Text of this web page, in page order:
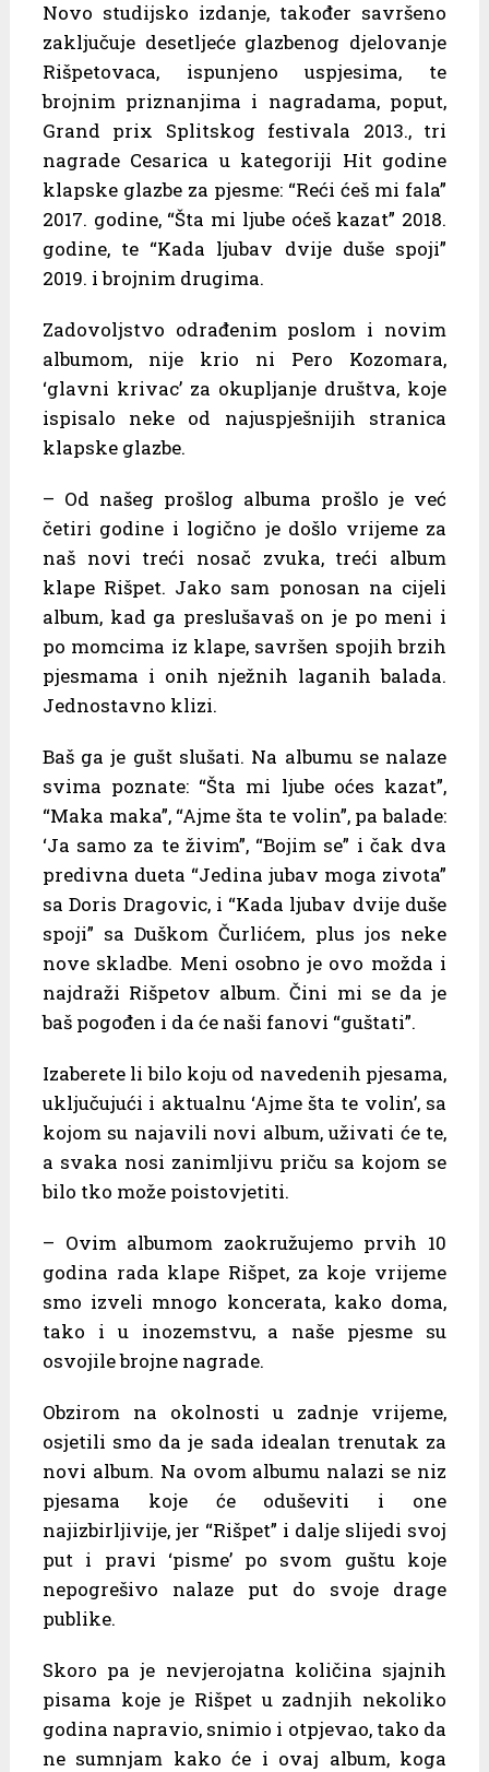
Novo studijsko izdanje, također savršeno
zaključuje desetljeće glazbenog djelovanje
Rišpetovaca, ispunjeno uspjesima, te
brojnim priznanjima i nagradama, poput,
Grand prix Splitskog festivala 2013., tri
nagrade Cesarica u kategoriji Hit godine
klapske glazbe za pjesme: “Reći ćeš mi fala”
2017. godine, “Šta mi ljube oćeš kazat” 2018.
godine, te “Kada ljubav dvije duše spoji”
2019. i brojnim drugima.
Zadovoljstvo odrađenim poslom i novim
albumom, nije krio ni Pero Kozomara,
‘glavni krivac’ za okupljanje društva, koje
ispisalo neke od najuspješnijih stranica
klapske glazbe.
– Od našeg prošlog albuma prošlo je već
četiri godine i logično je došlo vrijeme za
naš novi treći nosač zvuka, treći album
klape Rišpet. Jako sam ponosan na cijeli
album, kad ga preslušavaš on je po meni i
po momcima iz klape, savršen spojih brzih
pjesmama i onih nježnih laganih balada.
Jednostavno klizi.
Baš ga je gušt slušati. Na albumu se nalaze
svima poznate: “Šta mi ljube oćes kazat”,
“Maka maka”, “Ajme šta te volin”, pa balade:
‘Ja samo za te živim”, “Bojim se” i čak dva
predivna dueta “Jedina jubav moga zivota”
sa Doris Dragovic, i “Kada ljubav dvije duše
spoji” sa Duškom Čurlićem, plus jos neke
nove skladbe. Meni osobno je ovo možda i
najdraži Rišpetov album. Čini mi se da je
baš pogođen i da će naši fanovi “guštati”.
Izaberete li bilo koju od navedenih pjesama,
uključujući i aktualnu ‘Ajme šta te volin’, sa
kojom su najavili novi album, uživati će te,
a svaka nosi zanimljivu priču sa kojom se
bilo tko može poistovjetiti.
– Ovim albumom zaokružujemo prvih 10
godina rada klape Rišpet, za koje vrijeme
smo izveli mnogo koncerata, kako doma,
tako i u inozemstvu, a naše pjesme su
osvojile brojne nagrade.
Obzirom na okolnosti u zadnje vrijeme,
osjetili smo da je sada idealan trenutak za
novi album. Na ovom albumu nalazi se niz
pjesama koje će oduševiti i one
najizbirljivije, jer “Rišpet” i dalje slijedi svoj
put i pravi ‘pisme’ po svom guštu koje
nepogrešivo nalaze put do svoje drage
publike.
Skoro pa je nevjerojatna količina sjajnih
pisama koje je Rišpet u zadnjih nekoliko
godina napravio, snimio i otpjevao, tako da
ne sumnjam kako će i ovaj album, koga